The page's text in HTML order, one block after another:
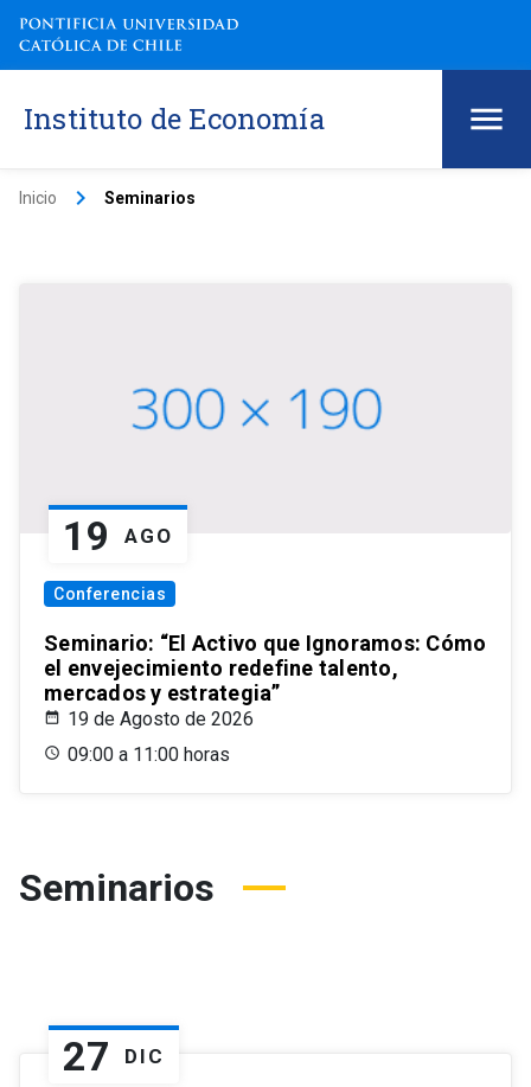
Instituto de Economía
Inicio keyboard_arrow_right Seminarios
19 AGO
Conferencias
Seminario: “El Activo que Ignoramos: Cómo
el envejecimiento redefine talento,
mercados y estrategia”
19 de Agosto de 2026
09:00 a 11:00 horas
Seminarios
27 DIC